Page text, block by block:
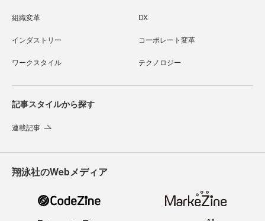
組織変革 DX
インダストリー コーポレート変革
ワークスタイル テクノロジー
記事スタイルから探す
連載記事
翔泳社のWebメディア